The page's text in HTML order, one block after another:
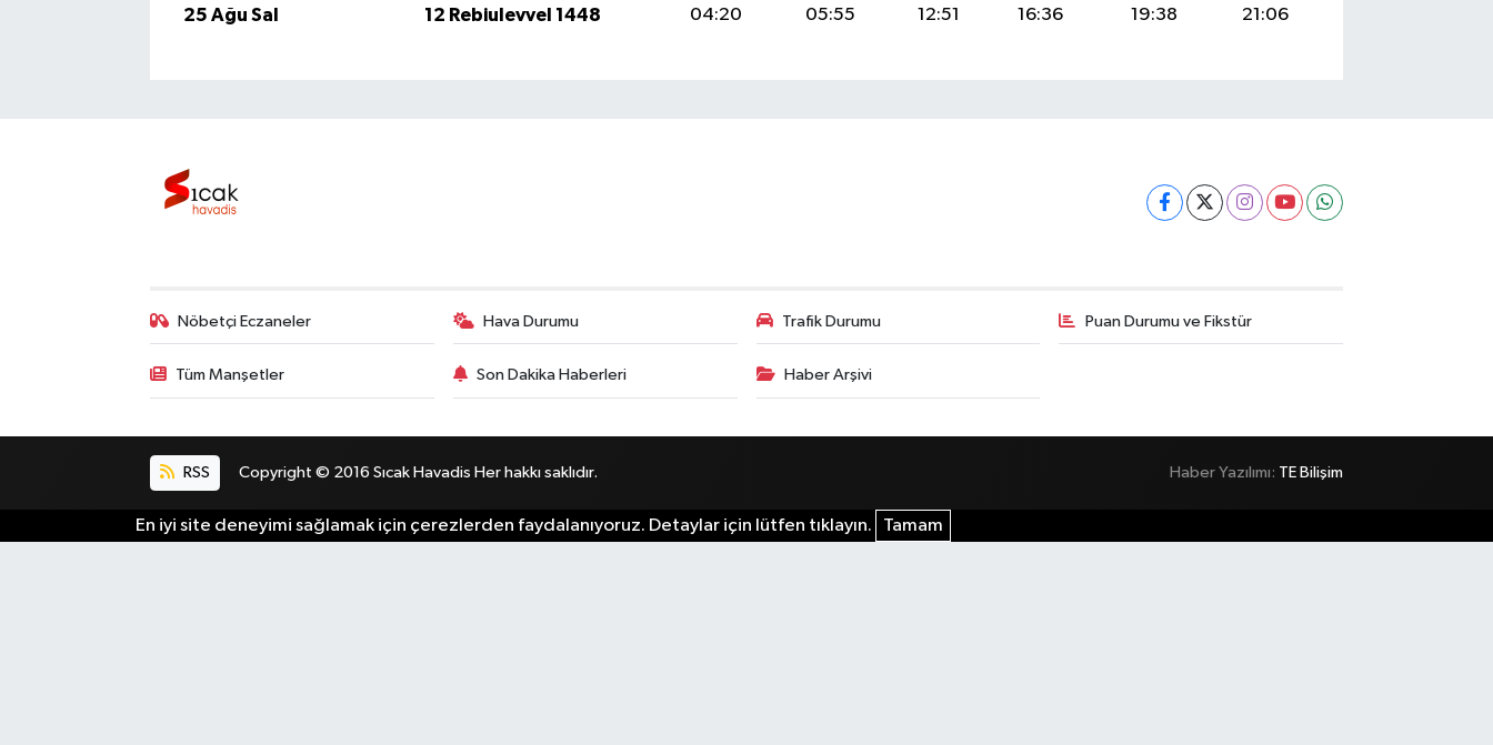
25 Ağu Sal
12 Rebiulevvel 1448 04:20 05:55 12:51 16:36 19:38 21:06
Nöbetçi Eczaneler Hava Durumu Trafik Durumu Puan Durumu ve Fikstür
Tüm Manşetler Son Dakika Haberleri Haber Arşivi
RSS Copyright © 2016 Sıcak Havadis Her hakkı saklıdır. Haber Yazılımı: TE Bilişim
En iyi site deneyimi sağlamak için çerezlerden faydalanıyoruz. Detaylar için lütfen tıklayın. Tamam